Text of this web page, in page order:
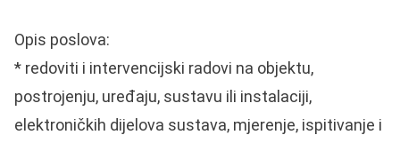
Opis poslova:
* redoviti i intervencijski radovi na objektu,
postrojenju, uređaju, sustavu ili instalaciji,
elektroničkih dijelova sustava, mjerenje, ispitivanje i